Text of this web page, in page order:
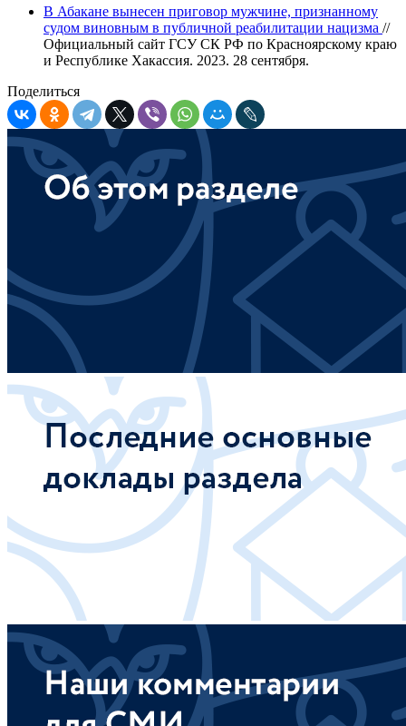
В Абакане вынесен приговор мужчине, признанному
судом виновным в публичной реабилитации нацизма //
Официальный сайт ГСУ СК РФ по Красноярскому краю
и Республике Хакассия. 2023. 28 сентября.
Поделиться